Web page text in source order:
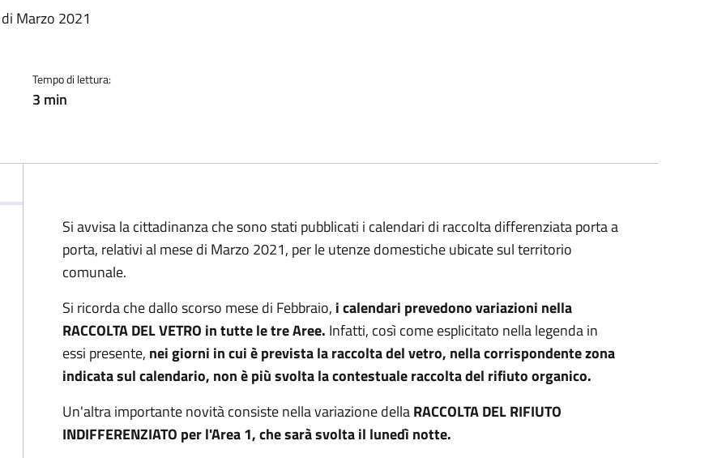
Marzo 2021
Tempo di lettura:
3 min
Si avvisa la cittadinanza che sono stati pubblicati i calendari di raccolta differenziata porta a
porta, relativi al mese di Marzo 2021, per le utenze domestiche ubicate sul territorio
comunale.
Si ricorda che dallo scorso mese di Febbraio, i calendari prevedono variazioni nella
RACCOLTA DEL VETRO in tutte le tre Aree. Infatti, così come esplicitato nella legenda in
essi presente, nei giorni in cui è prevista la raccolta del vetro, nella corrispondente zona
indicata sul calendario, non è più svolta la contestuale raccolta del rifiuto organico.
Un'altra importante novità consiste nella variazione dellaRACCOLTA DEL RIFIUTO
INDIFFERENZIATO per l'Area 1, che sarà svolta il lunedì notte.